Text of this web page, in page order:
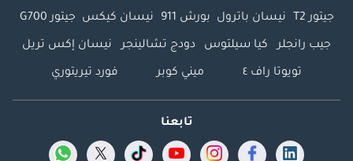
جيتور T2 نيسان باترول بورش 911 نيسان كيكس جيتور G700
جيب رانجلر كيا سيلتوس دودج تشالينجر نيسان إكس تريل
تويوتا راف ٤ ميني كوبر فورد تيريتوري
تابعنا